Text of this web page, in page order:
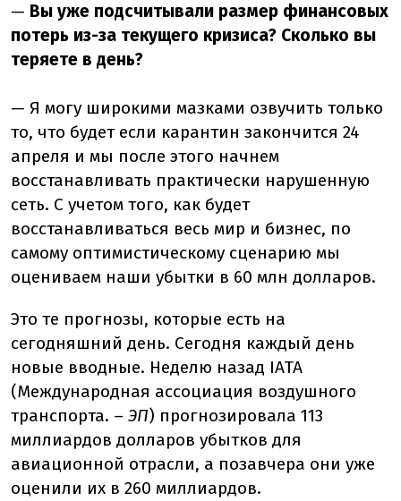
— Вы уже подсчитывали размер финансовых
потерь из-за текущего кризиса? Сколько вы
теряете в день?
— Я могу широкими мазками озвучить только
то, что будет если карантин закончится 24
апреля и мы после этого начнем
восстанавливать практически нарушенную
сеть. С учетом того, как будет
восстанавливаться весь мир и бизнес, по
самому оптимистическому сценарию мы
оцениваем наши убытки в 60 млн долларов.
Это те прогнозы, которые есть на
сегодняшний день. Сегодня каждый день
новые вводные. Неделю назад IATA
(Международная ассоциация воздушного
транспорта. – ЭП) прогнозировала 113
миллиардов долларов убытков для
авиационной отрасли, а позавчера они уже
оценили их в 260 миллиардов.